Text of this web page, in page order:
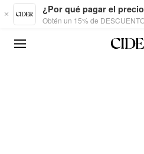
Skip to main content
¿Por qué pagar el
Obtén un 15% de